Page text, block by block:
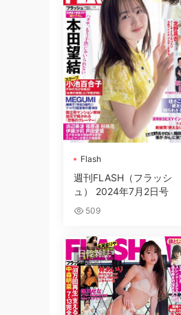
Flash
週刊FLASH（フラッシ
ュ） 2024年7月2日号
509
日韓雜誌